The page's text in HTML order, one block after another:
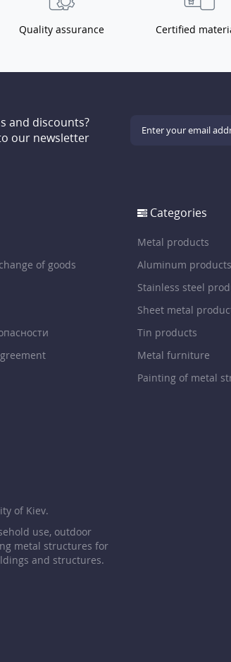
Quality assurance Certified
and discounts?
our newsletter
of goods
Categories
Metal products
Aluminum products
Stainless steel
Sheet metal
Tin products
Metal furniture
Painting of metal
of Kiev.
use, outdoor
metal structures for
and structures.